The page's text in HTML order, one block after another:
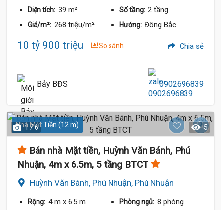
Diện tích: 39 m² Số tầng: 2 tầng
Giá/m²: 268 triệu/m² Hướng: Đông Bắc
10 tỷ 900 triệu So sánh Chia sẻ
Bảy BĐS 0902696839
Nhà Mặt Tiền (12 m)
1 / 6 5
Bán nhà Mặt tiền, Huỳnh Văn Bánh, Phú
Nhuận, 4m x 6.5m, 5 tầng BTCT
Huỳnh Văn Bánh, Phú Nhuận, Phú Nhuận
Rộng: 4 m x 6.5 m Phòng ngủ: 8 phòng